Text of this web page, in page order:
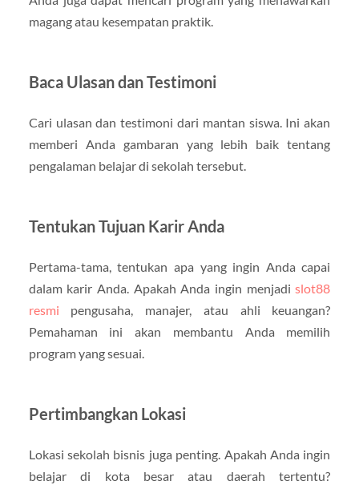
magang atau kesempatan praktik.
Baca Ulasan dan Testimoni
Cari ulasan dan testimoni dari mantan siswa. Ini akan
memberi Anda gambaran yang lebih baik tentang
pengalaman belajar di sekolah tersebut.
Tentukan Tujuan Karir Anda
Pertama-tama, tentukan apa yang ingin Anda capai
dalam karir Anda. Apakah Anda ingin menjadislot88
resmi pengusaha, manajer, atau ahli keuangan?
Pemahaman ini akan membantu Anda memilih
program yang sesuai.
Pertimbangkan Lokasi
Lokasi sekolah bisnis juga penting. Apakah Anda ingin
belajar di kota besar atau daerah tertentu?